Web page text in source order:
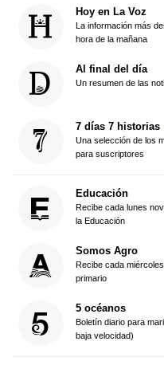
Hoy en La Voz
La información más
hora de la mañana
Al final del día
Un resumen de las
7 días 7 historias
Una selección de los
para suscriptores
Educación
Recibe cada lunes
la Educación
Somos Agro
Recibe cada
primario
5 océanos
Boletín diario para
baja velocidad)